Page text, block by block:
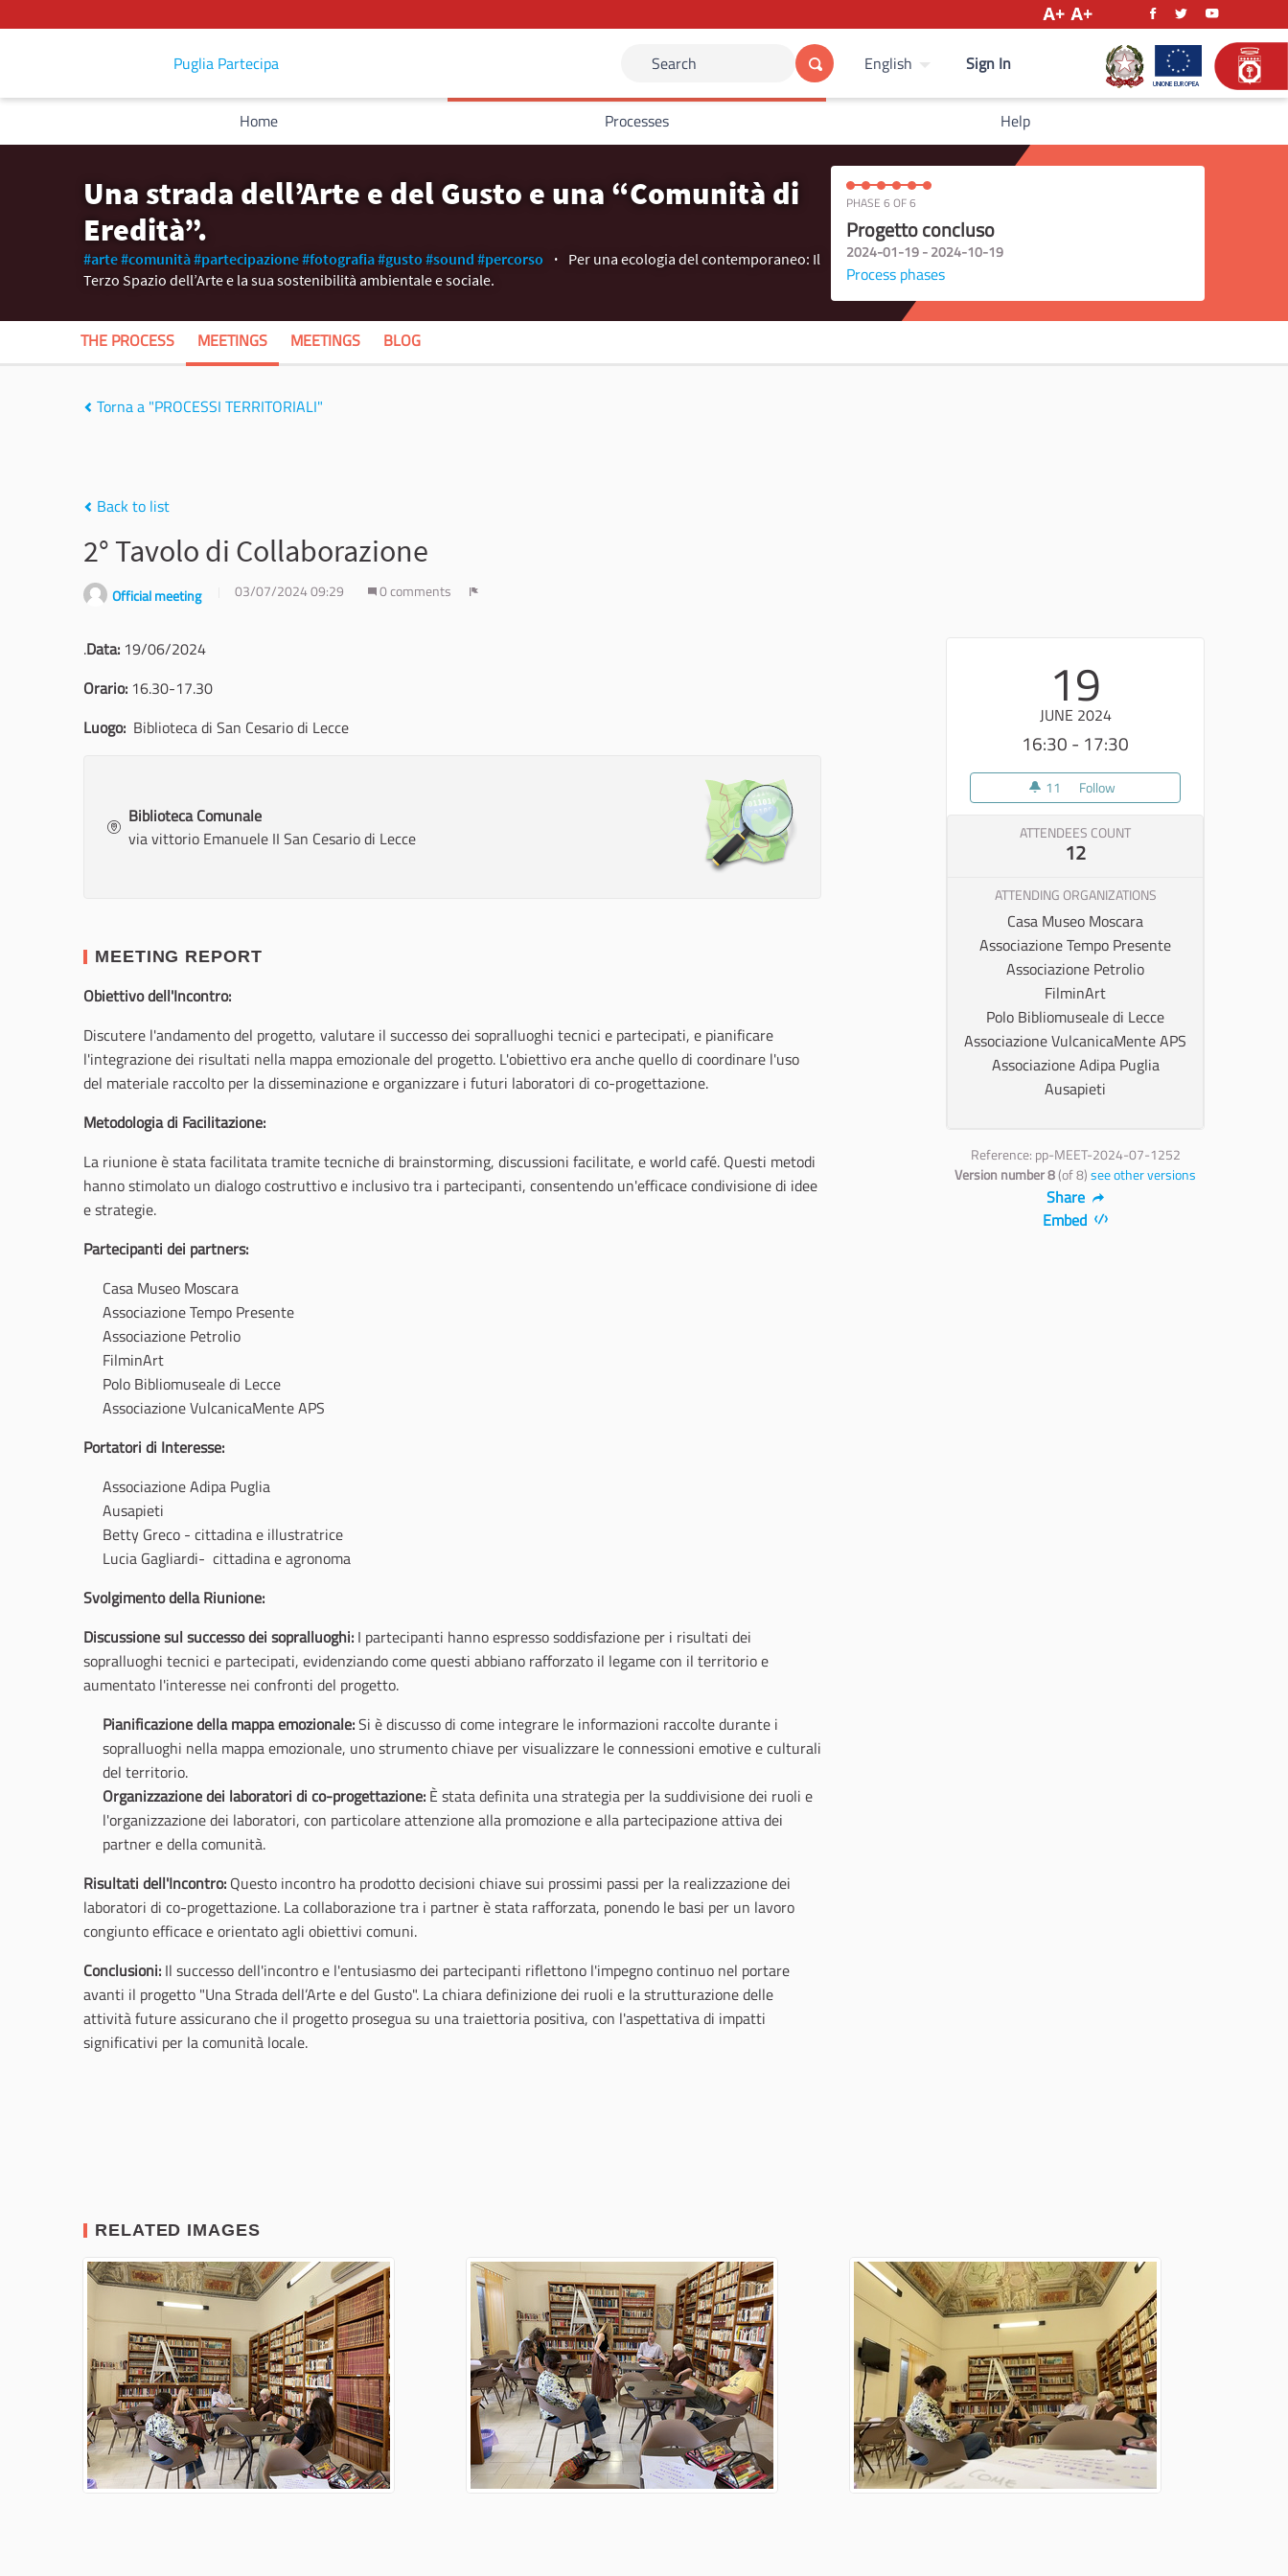
Puglia Partecipa Search English Sign In
Home Processes Help
Una strada dell’Arte e del Gusto e una “Comunità di
Eredità”.
#arte#comunità#partecipazione#fotografia#gusto #sound #percorso
Per una ecologia del contemporaneo: Il
Terzo Spazio dell’Arte e la sua sostenibilità ambientale e sociale.
PHASE 6 OF 6
Progetto concluso
2024-01-19 - 2024-10-19
Process phases
THE PROCESS MEETINGS MEETINGS BLOG
Torna a "PROCESSI TERRITORIALI"
Back to list
2° Tavolo di Collaborazione
Official meeting 03/07/2024 09:29 0 comments
19
JUNE 2024
16:30 - 17:30
11 11 followers
Follow
ATTENDEES COUNT
12
ATTENDING ORGANIZATIONS
Casa Museo Moscara
Associazione Tempo Presente
Associazione Petrolio
FilminArt
Polo Bibliomuseale di Lecce
Associazione VulcanicaMente APS
Associazione Adipa Puglia
Ausapieti
Reference: pp-MEET-2024-07-1252
Version number 8(of 8)see other versions
Share
Embed
.Data: 19/06/2024
Orario: 16.30-17.30
Luogo: Biblioteca di San Cesario di Lecce
Biblioteca Comunale
via vittorio Emanuele II San Cesario di Lecce
MEETING REPORT
Obiettivo dell'Incontro:
Discutere l'andamento del progetto, valutare il successo dei sopralluoghi tecnici e partecipati, e pianificare
l'integrazione dei risultati nella mappa emozionale del progetto. L'obiettivo era anche quello di coordinare l'uso
del materiale raccolto per la disseminazione e organizzare i futuri laboratori di co-progettazione.
Metodologia di Facilitazione:
La riunione è stata facilitata tramite tecniche di brainstorming, discussioni facilitate, e world café. Questi metodi
hanno stimolato un dialogo costruttivo e inclusivo tra i partecipanti, consentendo un'efficace condivisione di idee
e strategie.
Partecipanti dei partners:
Casa Museo Moscara
Associazione Tempo Presente
Associazione Petrolio
FilminArt
Polo Bibliomuseale di Lecce
Associazione VulcanicaMente APS
Portatori di Interesse:
Associazione Adipa Puglia
Ausapieti
Betty Greco - cittadina e illustratrice
Lucia Gagliardi- cittadina e agronoma
Svolgimento della Riunione:
Discussione sul successo dei sopralluoghi: I partecipanti hanno espresso soddisfazione per i risultati dei
sopralluoghi tecnici e partecipati, evidenziando come questi abbiano rafforzato il legame con il territorio e
aumentato l'interesse nei confronti del progetto.
Pianificazione della mappa emozionale:Si è discusso di come integrare le informazioni raccolte durante i
sopralluoghi nella mappa emozionale, uno strumento chiave per visualizzare le connessioni emotive e culturali
del territorio.
Organizzazione dei laboratori di co-progettazione: È stata definita una strategia per la suddivisione dei ruoli e
l'organizzazione dei laboratori, con particolare attenzione alla promozione e alla partecipazione attiva dei
partner e della comunità.
Risultati dell'Incontro: Questo incontro ha prodotto decisioni chiave sui prossimi passi per la realizzazione dei
laboratori di co-progettazione. La collaborazione tra i partner è stata rafforzata, ponendo le basi per un lavoro
congiunto efficace e orientato agli obiettivi comuni.
Conclusioni: Il successo dell'incontro e l'entusiasmo dei partecipanti riflettono l'impegno continuo nel portare
avanti il progetto "Una Strada dell’Arte e del Gusto". La chiara definizione dei ruoli e la strutturazione delle
attività future assicurano che il progetto prosegua su una traiettoria positiva, con l'aspettativa di impatti
significativi per la comunità locale.
RELATED IMAGES